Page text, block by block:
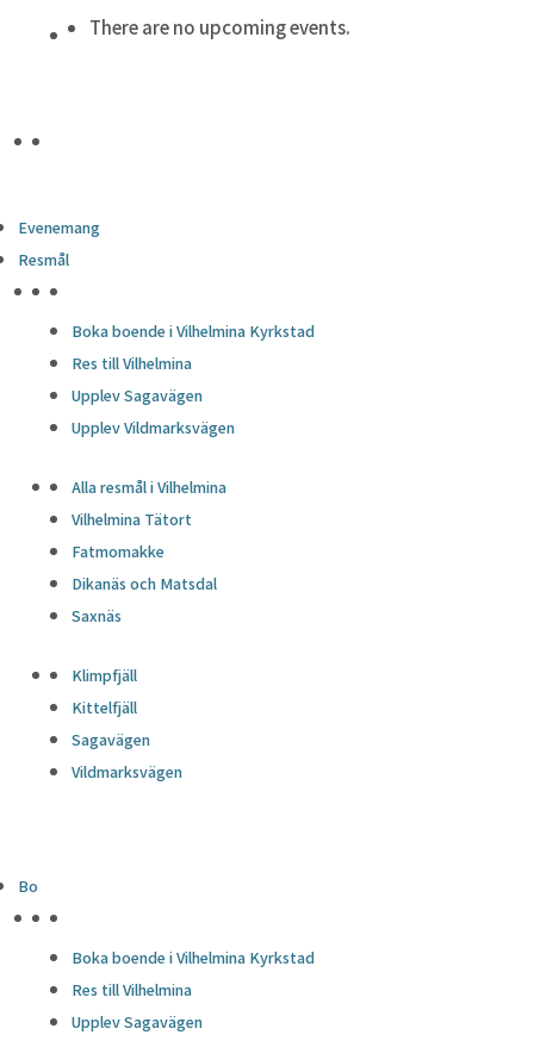
There are no upcoming events.
Evenemang
Resmål
Boka boende i Vilhelmina Kyrkstad
Res till Vilhelmina
Upplev Sagavägen
Upplev Vildmarksvägen
Alla resmål i Vilhelmina
Vilhelmina Tätort
Fatmomakke
Dikanäs och Matsdal
Saxnäs
Klimpfjäll
Kittelfjäll
Sagavägen
Vildmarksvägen
Bo
Boka boende i Vilhelmina Kyrkstad
Res till Vilhelmina
Upplev Sagavägen